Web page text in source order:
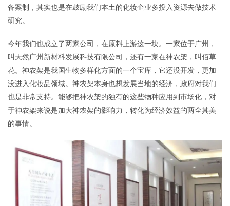
备案制，其实也是在鼓励我们本土的化妆企业多投入资源去做技术
研究。
今年我们也成立了两家公司，在原料上游这一块。一家位于广州，
叫天然广州新材料发展科技有限公司，还有一家在神农架，叫佰草
花。神农架是我国生物多样化方面的一个宝库，它还没开发，更加
没进入化妆品领域。神农架本身也想发展当地的经济，政府对我们
也是非常支持。能够把神农架的独有的这些物种应用到市场化，对
于神农架来说是加大神农架的影响力，转化为经济效益的两全其美
的事情。